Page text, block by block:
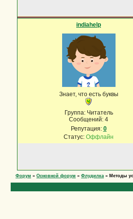
indiahelp
Знает, что есть буквы
Группа: Читатель
Сообщений: 4
Репутация: 0
Статус: Оффлайн
Форум » Основной форум » Флудилка » Методы